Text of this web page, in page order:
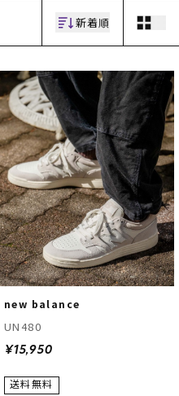
新着順
new balance
UN480
¥15,950